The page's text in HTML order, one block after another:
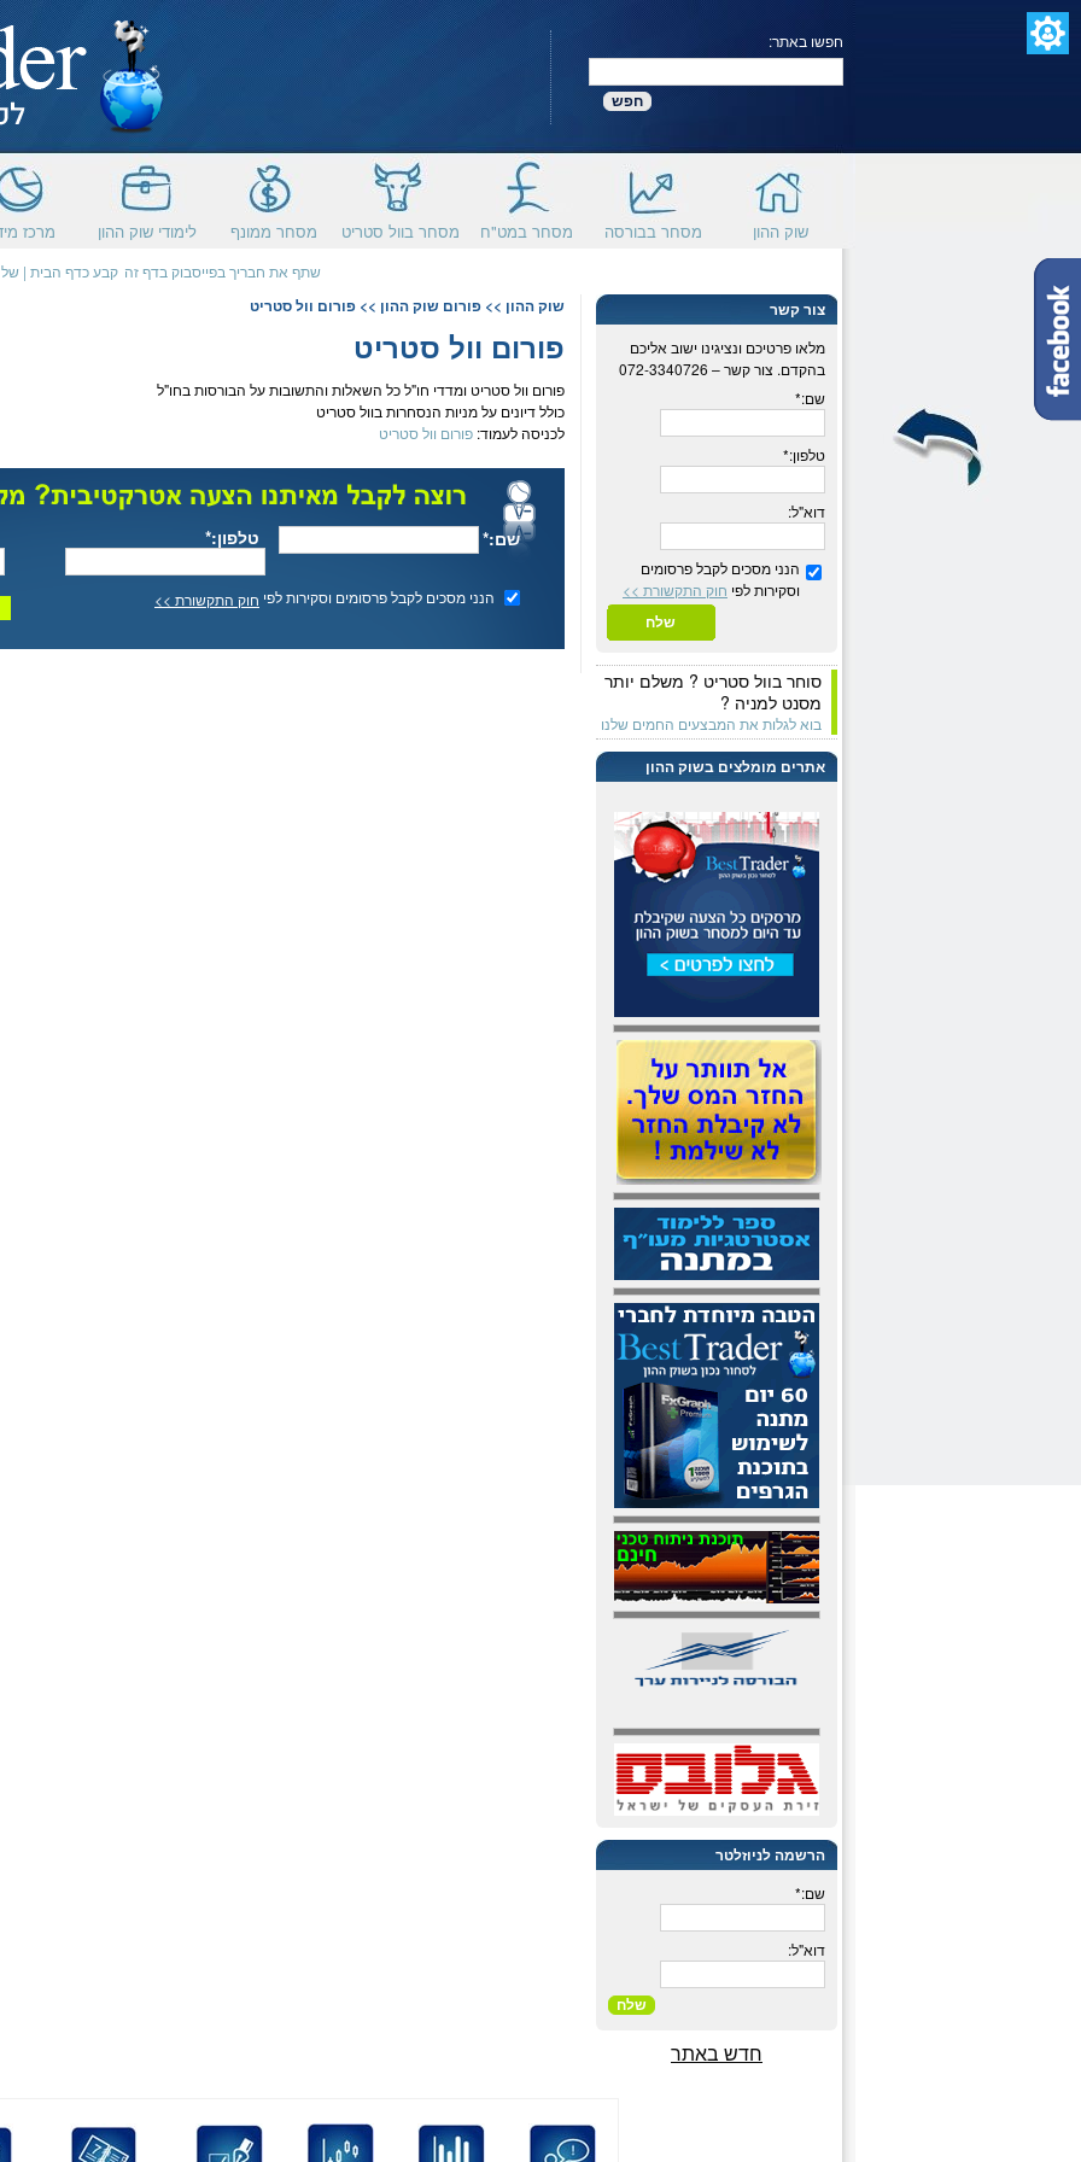
חפשו באתר:
חפש
הגעת
לתפריט
הראשי,
באפשרותך
ללחוץ
לדלג
לאזור
הבא
שוק ההון מסחר בבורסה מסחר במט"ח מסחר בוול סטריט מסחר ממונף לימודי שוק ההון מרכז
באפשרותך
ללחוץ
אנטר
לאזור
הבא
קבע כדף הבית | שתף את חבריך בפייסבוק בדף זה
שוק ההון >> פורום שוק ההון >> פורום וול סטריט
פורום וול סטריט
פורום וול סטריט ומדדי חו"ל כל השאלות והתשובות על הבורסות בחו"ל
כולל דיונים עלמניות הנסחרות בוול סטריט
לכניסה לעמוד: פורום וול סטריט
שם:* טלפון:*
הנני מסכים לקבל פרסומים וסקירות לפי חוק התקשורת >>
צור קשר
מלאו פרטיכם ונציגינו ישוב אליכם
בהקדם. צור קשר – 072-3340726
שם:*
טלפון:*
דוא"ל:
הנני מסכים לקבל פרסומים
וסקירות לפי חוק התקשורת >>
שלח
סוחר בוול סטריט ? משלם יותר
מסנט למניה ?
בוא לגלות את המבצעים החמים שלנו
אתרים מומלצים בשוק ההון
הרשמה לניוזלטר
שם:*
דוא"ל:
שלח
חדש באתר